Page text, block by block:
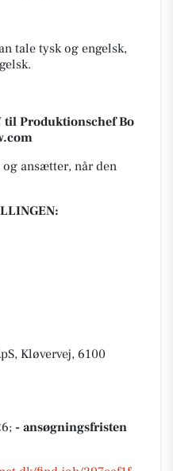
tale tysk og engelsk,
til Produktionschef Bo
ansætter, når den
Kløvervej, 6100
- ansøgningsfristen